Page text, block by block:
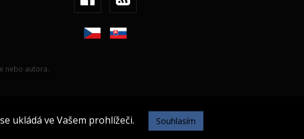
nebo autora.
ukládá ve Vašem prohlížeči. Souhlasím